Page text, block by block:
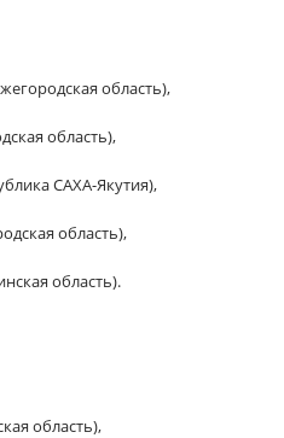
область),
область),
САХА-Якутия),
область),
область).
область),